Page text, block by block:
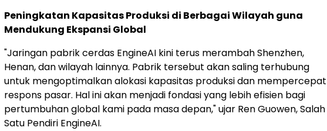
Peningkatan Kapasitas Produksi di Berbagai Wilayah guna
Mendukung Ekspansi Global
"Jaringan pabrik cerdas EngineAI kini terus merambah Shenzhen,
Henan, dan wilayah lainnya. Pabrik tersebut akan saling terhubung
untuk mengoptimalkan alokasi kapasitas produksi dan mempercepat
respons pasar. Hal ini akan menjadi fondasi yang lebih efisien bagi
pertumbuhan global kami pada masa depan," ujar Ren Guowen, Salah
Satu Pendiri EngineAI.